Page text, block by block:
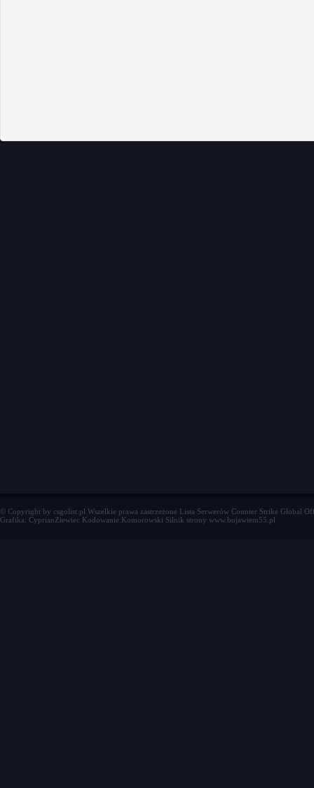
© Copyright by csgolist.pl Wszelkie prawa zastrzeżone Lista Serwerów Counter Strike Global
Grafika: CyprianZiewiec Kodowanie:Komorowski Silnik strony www.bojawiem55.pl